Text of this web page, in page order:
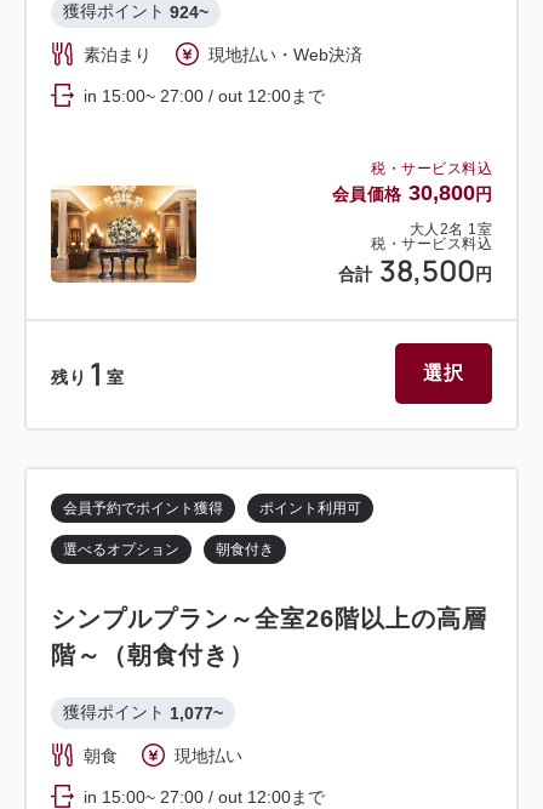
税・サービス料込
会員価格 30,800円
大人 2名 1 室
税・サービス料込
合計 38,500円
獲得ポイント 924~
素泊まり 現地払い・Web決済
in 15:00~ 27:00 / out 12:00まで
残り 1 室 選択
会員予約でポイント獲得 ポイント利用可
選べるオプション 朝食付き
シンプルプラン～全室26階以上の高層
階～（朝食付き）
獲得ポイント 1,077~
朝食 現地払い
in 15:00~ 27:00 / out 12:00まで